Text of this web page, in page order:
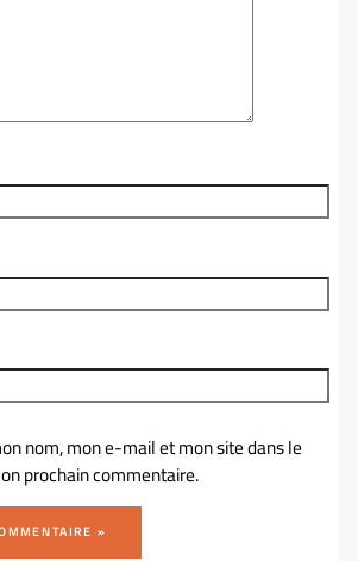
nom, mon e-mail et mon site dans le
prochain commentaire.